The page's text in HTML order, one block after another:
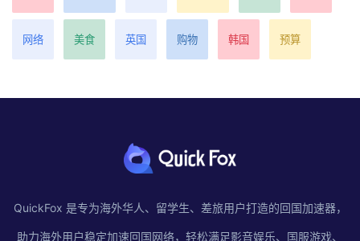
网络 美食 英国 购物 韩国 预算
QuickFox 是专为海外华人、留学生、差旅用户打造的回国加速器，
助力海外用户稳定加速回国网络，轻松满足影音娱乐、国服游戏、